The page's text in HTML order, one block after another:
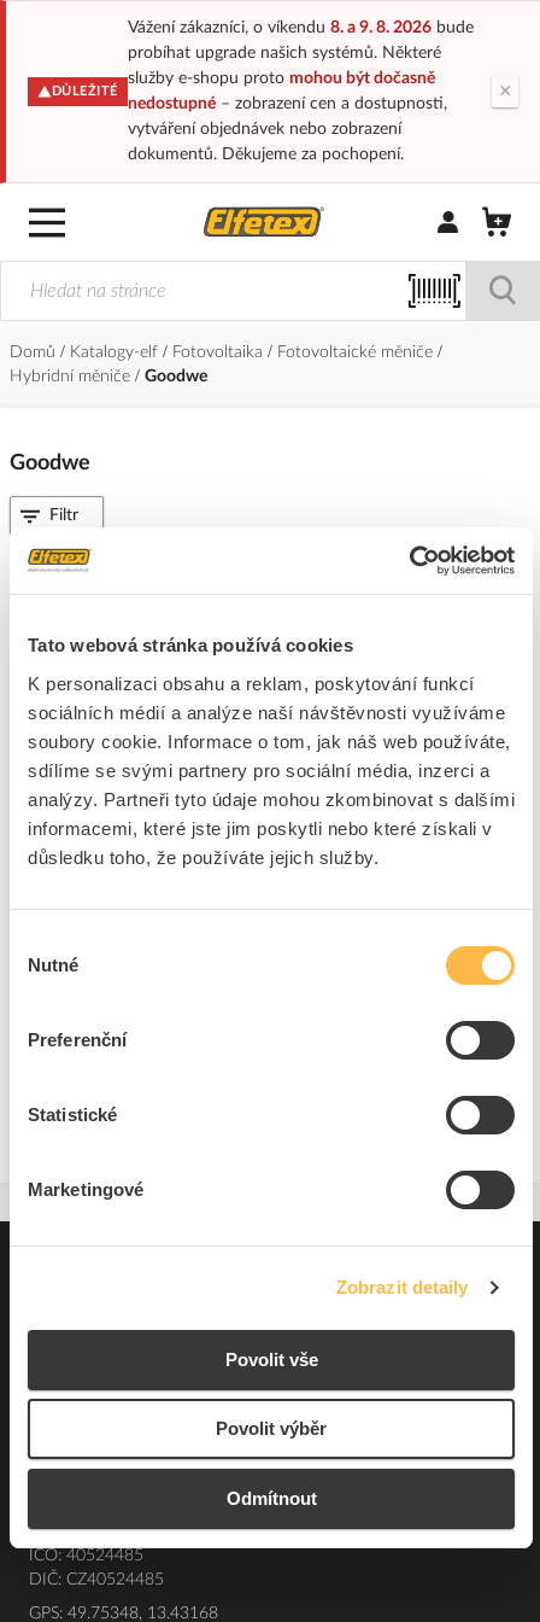
Tato webová stránka používá cookies
K personalizaci obsahu a reklam, poskytování funkcí
sociálních médií a analýze naší návštěvnosti využíváme
soubory cookie. Informace o tom, jak náš web používáte,
sdílíme se svými partnery pro sociální média, inzerci a
analýzy. Partneři tyto údaje mohou zkombinovat s dalšími
informacemi, které jste jim poskytli nebo které získali v
důsledku toho, že používáte jejich služby.
souhlasu
Nutné
Preferenční
Statistické
Marketingové
Zobrazit detaily
Povolit vše
Povolit výběr
Odmítnout
DŮLEŽITÉ
Vážení zákazníci, o víkendu 8. a 9. 8. 2026bude
probíhat upgrade našich systémů. Některé
služby e-shopu proto mohou být dočasně
nedostupné– zobrazení cen a dostupnosti,
vytváření objednávek nebo zobrazení
dokumentů. Děkujeme za pochopení.
×
Přihlásit/
Domů Katalogy-elf Fotovoltaika
Fotovoltaické měniče
Hybridní měniče
Goodwe
Goodwe
Řadit podle
GOODWE Měnič 10KN-ET 3f 10kW
11.625.493
Kód výrobce
GW10KN-ET
Značka
GOODWE
Cena s DPH 36 230,21 Kč/ks
1
Filtr
Hřbitovní 31a
IČO: 40524485
DIČ: CZ40524485
GPS: 49.75348, 13.43168